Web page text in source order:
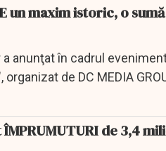
un maxim istoric, o
anunţat în cadrul
organizat de DC MEDIA
de 3,4